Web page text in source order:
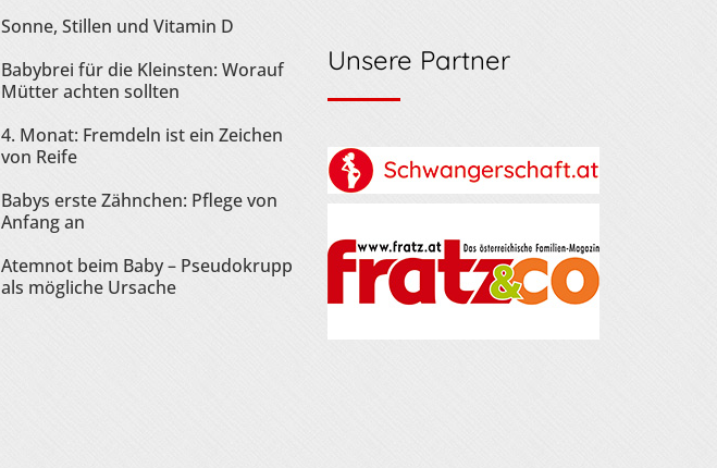
Sonne, Stillen und Vitamin D
Babybrei für die Kleinsten: Worauf
Mütter achten sollten
4. Monat: Fremdeln ist ein Zeichen
von Reife
Babys erste Zähnchen: Pflege von
Anfang an
Atemnot beim Baby – Pseudokrupp
als mögliche Ursache
Unsere Partner